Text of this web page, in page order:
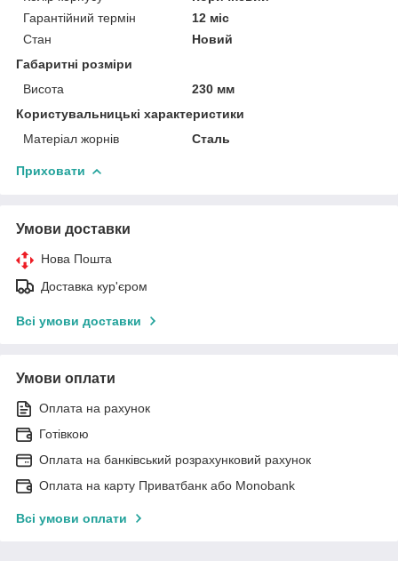
Гарантійний термін
12 міс
Стан
Новий
Габаритні розміри
Висота
230 мм
Користувальницькі характеристики
Матеріал жорнів
Сталь
Приховати
Умови доставки
Нова Пошта
Доставка кур'єром
Всі умови доставки
Умови оплати
Оплата на рахунок
Готівкою
Оплата на банківський розрахунковий рахунок
Оплата на карту Приватбанк або Monobank
Всі умови оплати